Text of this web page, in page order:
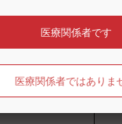
ート
プで、低粘
可能な表
ゼ
A2 相
医療関係者です
医療関係者ではありま